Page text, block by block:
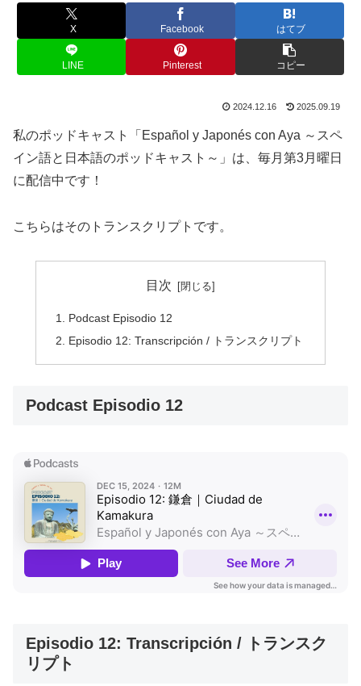
X Facebook はてブ
LINE Pinterest コピー
2024.12.16 2025.09.19
私のポッドキャスト「Español y Japonés con Aya ～スペ
イン語と日本語のポッドキャスト～」は、毎月第3月曜日
に配信中です！
こちらはそのトランスクリプトです。
目次
Podcast Episodio 12
Episodio 12: Transcripción / トランスクリプト
Podcast Episodio 12
Episodio 12: Transcripción / トランスク
リプト